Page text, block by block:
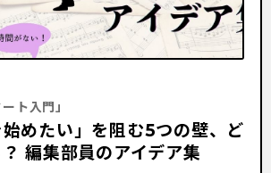
ト入門」
始めたい」を阻む5つの壁、ど
編集部員のアイデア集